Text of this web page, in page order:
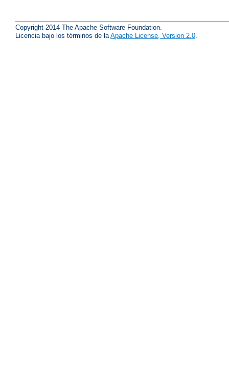
Copyright 2014 The Apache Software Foundation.
Licencia bajo los términos de la Apache License, Version 2.0